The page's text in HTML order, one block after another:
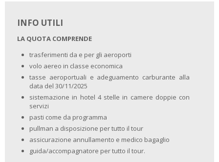
le meravigliose fontane, la Borsa ed il Parlamento. Pranzo libero. Nel
centro oppure per visitare uno dei grandi musei, famosi in tutto il
mondo. Cena libera.
6° GIORNO: AVILA – SEGOVIA
Prima colazione, cena e pernottamento in hotel. Al mattino, partenza
per AVILA e visita dell’imponente cinta muraria medievale
perfettamente conservata, che racchiude il centro e la sua Cattedrale.
Pranzo libero. Nel pomeriggio, proseguimento per SEGOVIA con il suo
Acquedotto Romano dalle 128 arcate di epoca Traiana. Visita
dell’Alcázar che è stato per Walt Disney fonte d’ispirazione per la
favola “La bella addormentata nel bosco”.
7° GIORNO:SARAGOZZA – BARCELLONA
Prima colazione in hotel. Al mattino partenza per SARAGOZZA e visita
INFO UTILI
LA QUOTA COMPRENDE
trasferimenti da e per gli aeroporti
volo aereo in classe economica
tasse aeroportuali e adeguamento carburante alla
data del 30/11/2025
sistemazione in hotel 4 stelle in camere doppie con
servizi
pasti come da programma
pullman a disposizione per tutto il tour
assicurazione annullamento e medico bagaglio
guida/accompagnatore per tutto il tour.